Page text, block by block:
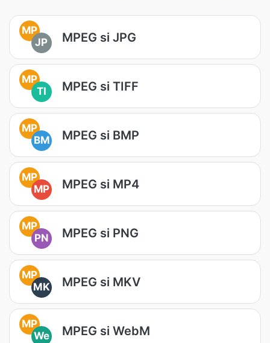
MP
JP
MPEG si JPG
MP
TI
MPEG si TIFF
MP
BM
MPEG si BMP
MP
MP
MPEG si MP4
MP
PN
MPEG si PNG
MP
MK
MPEG si MKV
MP
We
MPEG si WebM